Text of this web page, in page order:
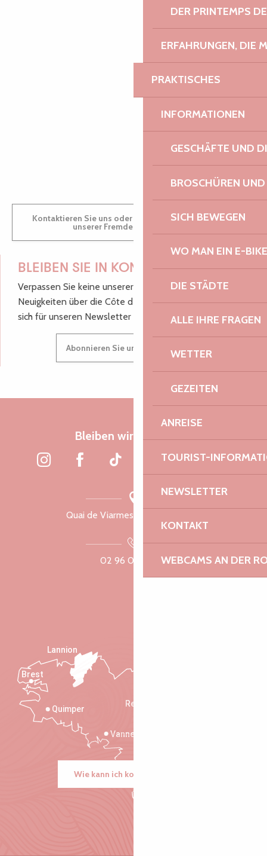
DER PRINTEMPS
ERFAHRUNGEN, DIE
PRAKTISCHES
INFORMATIONEN
GESCHÄFTE UND
BROSCHÜREN
SICH BEWEGEN
WO MAN EIN E-
DIE STÄDTE
ALLE IHRE FRAGEN
WETTER
GEZEITEN
ANREISE
TOURIST-
NEWSLETTER
KONTAKT
WEBCAMS AN DER
AUDREY
Kontaktieren Sie uns oder besuchen Sie uns in einem
unserer Fremdenverkehrsbüros.
BLEIBEN SIE IN KONTAKT!
Verpassen Sie keine unserer guten Tipps und
Neuigkeiten über die Côte de Granit Rose, melden Sie
sich für unseren Newsletter an.
Abonnieren Sie unseren Newsletter
Bleiben wir verbunden
Quai de Viarmes, 22300 Lannion
02 96 05 60 70
Rennes
Vannes
Quimper
Lannion
Brest
Wie kann ich kommen?